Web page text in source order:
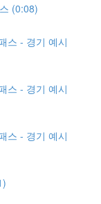
(0:08)
스 - 경기 예시
스 - 경기 예시
스 - 경기 예시